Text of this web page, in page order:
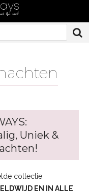
Uniek &
collectie
EN IN ALLE